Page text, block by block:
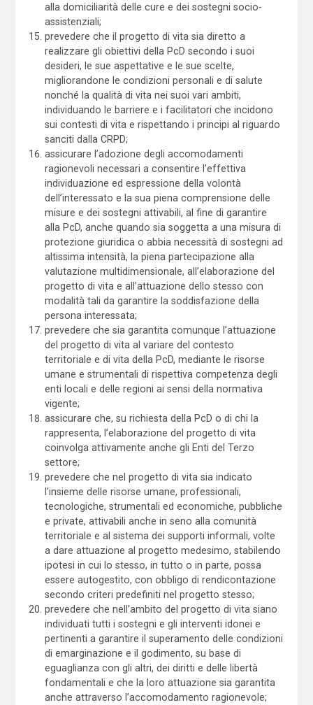
alla domiciliarità delle cure e dei sostegni socio-
assistenziali;
prevedere che il progetto di vita sia diretto a
realizzare gli obiettivi della PcD secondo i suoi
desideri, le sue aspettative e le sue scelte,
migliorandone le condizioni personali e di salute
nonché la qualità di vita nei suoi vari ambiti,
individuando le barriere e i facilitatori che incidono
sui contesti di vita e rispettando i principi al riguardo
sanciti dalla CRPD;
assicurare l’adozione degli accomodamenti
ragionevoli necessari a consentire l’effettiva
individuazione ed espressione della volontà
dell’interessato e la sua piena comprensione delle
misure e dei sostegni attivabili, al fine di garantire
alla PcD, anche quando sia soggetta a una misura di
protezione giuridica o abbia necessità di sostegni ad
altissima intensità, la piena partecipazione alla
valutazione multidimensionale, all’elaborazione del
progetto di vita e all’attuazione dello stesso con
modalità tali da garantire la soddisfazione della
persona interessata;
prevedere che sia garantita comunque l’attuazione
del progetto di vita al variare del contesto
territoriale e di vita della PcD, mediante le risorse
umane e strumentali di rispettiva competenza degli
enti locali e delle regioni ai sensi della normativa
vigente;
assicurare che, su richiesta della PcD o di chi la
rappresenta, l’elaborazione del progetto di vita
coinvolga attivamente anche gli Enti del Terzo
settore;
prevedere che nel progetto di vita sia indicato
l’insieme delle risorse umane, professionali,
tecnologiche, strumentali ed economiche, pubbliche
e private, attivabili anche in seno alla comunità
territoriale e al sistema dei supporti informali, volte
a dare attuazione al progetto medesimo, stabilendo
ipotesi in cui lo stesso, in tutto o in parte, possa
essere autogestito, con obbligo di rendicontazione
secondo criteri predefiniti nel progetto stesso;
prevedere che nell’ambito del progetto di vita siano
individuati tutti i sostegni e gli interventi idonei e
pertinenti a garantire il superamento delle condizioni
di emarginazione e il godimento, su base di
eguaglianza con gli altri, dei diritti e delle libertà
fondamentali e che la loro attuazione sia garantita
anche attraverso l’accomodamento ragionevole;